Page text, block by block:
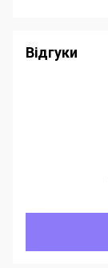
Відгуки